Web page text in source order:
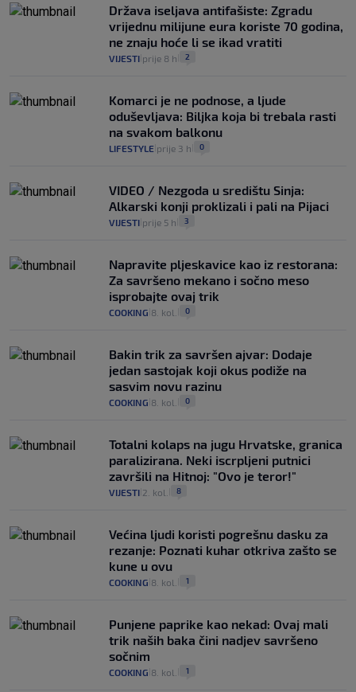
Država iseljava antifašiste: Zgradu
vrijednu milijune eura koriste 70 godina,
ne znaju hoće li se ikad vratiti
VIJESTI prije 8 h 2
Komarci je ne podnose, a ljude
oduševljava: Biljka koja bi trebala rasti
na svakom balkonu
LIFESTYLE prije 3 h 0
VIDEO / Nezgoda u središtu Sinja:
Alkarski konji proklizali i pali na Pijaci
VIJESTI prije 5 h 3
Napravite pljeskavice kao iz restorana:
Za savršeno mekano i sočno meso
isprobajte ovaj trik
COOKING 8. kol. 0
Bakin trik za savršen ajvar: Dodaje
jedan sastojak koji okus podiže na
sasvim novu razinu
COOKING 8. kol. 0
Totalni kolaps na jugu Hrvatske, granica
paralizirana. Neki iscrpljeni putnici
završili na Hitnoj: "Ovo je teror!"
VIJESTI 2. kol. 8
Većina ljudi koristi pogrešnu dasku za
rezanje: Poznati kuhar otkriva zašto se
kune u ovu
COOKING 8. kol. 1
Punjene paprike kao nekad: Ovaj mali
trik naših baka čini nadjev savršeno
sočnim
COOKING 8. kol. 1